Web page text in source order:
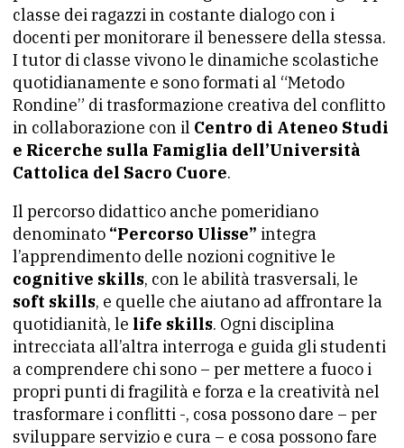
classe dei ragazzi in costante dialogo con i
docenti per monitorare il benessere della stessa.
I tutor di classe vivono le dinamiche scolastiche
quotidianamente e sono formati al “Metodo
Rondine” di trasformazione creativa del conflitto
in collaborazione con il Centro di Ateneo Studi
e Ricerche sulla Famiglia dell’Università
Cattolica del Sacro Cuore.
Il percorso didattico anche pomeridiano
denominato “Percorso Ulisse” integra
l’apprendimento delle nozioni cognitive le
cognitive skills, con le abilità trasversali, le
soft skills, e quelle che aiutano ad affrontare la
quotidianità, le life skills. Ogni disciplina
intrecciata all’altra interroga e guida gli studenti
a comprendere chi sono – per mettere a fuoco i
propri punti di fragilità e forza e la creatività nel
trasformare i conflitti -, cosa possono dare – per
sviluppare servizio e cura – e cosa possono fare